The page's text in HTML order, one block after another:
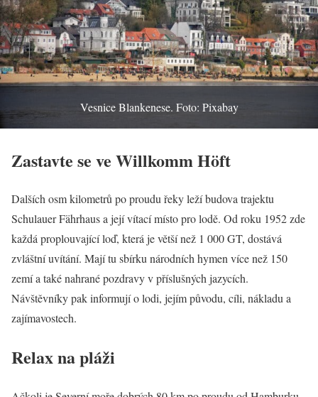
Vesnice Blankenese. Foto: Pixabay
Zastavte se ve Willkomm Höft
Dalších osm kilometrů po proudu řeky leží budova trajektu
Schulauer Fährhaus a její vítací místo pro lodě. Od roku 1952 zde
každá proplouvající loď, která je větší než 1 000 GT, dostává
zvláštní uvítání. Mají tu sbírku národních hymen více než 150
zemí a také nahrané pozdravy v příslušných jazycích.
Návštěvníky pak informují o lodi, jejím původu, cíli, nákladu a
zajímavostech.
Relax na pláži